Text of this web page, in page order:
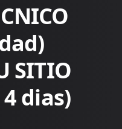
SITIO
dias)